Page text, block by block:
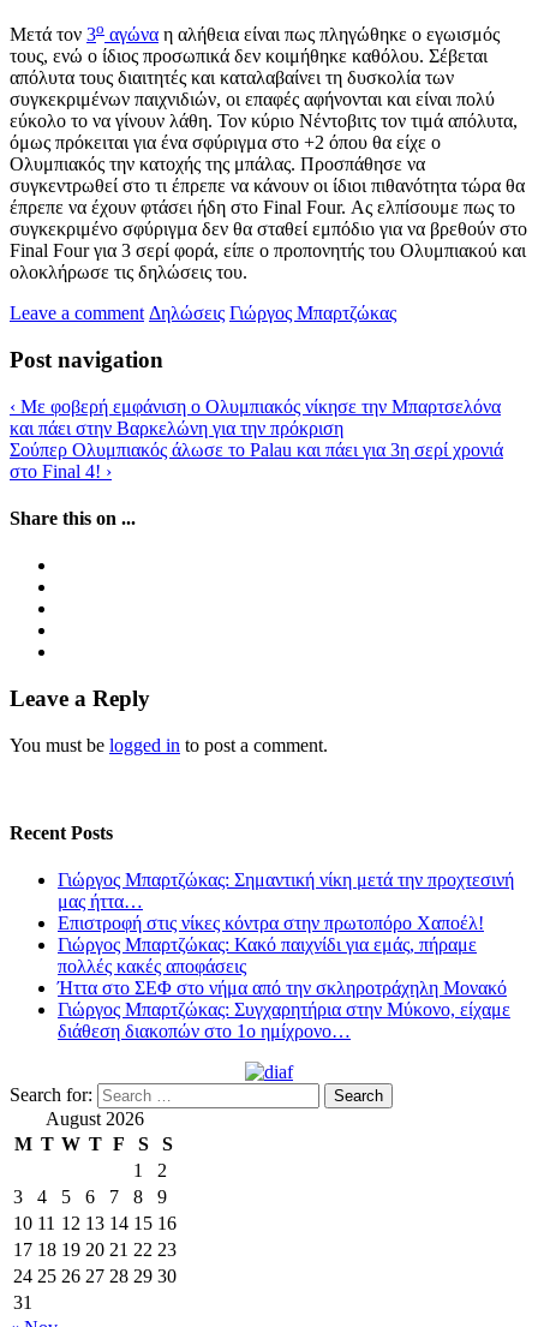
Μετά τον 3ο αγώνα η αλήθεια είναι πως πληγώθηκε ο εγωισμός
τους, ενώ ο ίδιος προσωπικά δεν κοιμήθηκε καθόλου. Σέβεται
απόλυτα τους διαιτητές και καταλαβαίνει τη δυσκολία των
συγκεκριμένων παιχνιδιών, οι επαφές αφήνονται και είναι πολύ
εύκολο το να γίνουν λάθη. Τον κύριο Νέντοβιτς τον τιμά απόλυτα,
όμως πρόκειται για ένα σφύριγμα στο +2 όπου θα είχε ο
Ολυμπιακός την κατοχής της μπάλας. Προσπάθησε να
συγκεντρωθεί στο τι έπρεπε να κάνουν οι ίδιοι πιθανότητα τώρα θα
έπρεπε να έχουν φτάσει ήδη στο Final Four. Ας ελπίσουμε πως το
συγκεκριμένο σφύριγμα δεν θα σταθεί εμπόδιο για να βρεθούν στο
Final Four για 3 σερί φορά, είπε ο προπονητής του Ολυμπιακού και
ολοκλήρωσε τις δηλώσεις του.
Leave a comment Δηλώσεις Γιώργος Μπαρτζώκας
Post navigation
‹ Με φοβερή εμφάνιση ο Ολυμπιακός νίκησε την Μπαρτσελόνα
και πάει στην Βαρκελώνη για την πρόκριση
Σούπερ Ολυμπιακός άλωσε το Palau και πάει για 3η σερί χρονιά
στο Final 4! ›
Share this on ...
Leave a Reply
You must be logged in to post a comment.
Recent Posts
Γιώργος Μπαρτζώκας: Σημαντική νίκη μετά την προχτεσινή
μας ήττα…
Επιστροφή στις νίκες κόντρα στην πρωτοπόρο Χαποέλ!
Γιώργος Μπαρτζώκας: Κακό παιχνίδι για εμάς, πήραμε
πολλές κακές αποφάσεις
Ήττα στο ΣΕΦ στο νήμα από την σκληροτράχηλη Μονακό
Γιώργος Μπαρτζώκας: Συγχαρητήρια στην Μύκονο, είχαμε
διάθεση διακοπών στο 1ο ημίχρονο…
Search for:
August 2026
M T W T F S
S
1
2
3
4 5 6 7 8
9
10 11 12 13 14 15 16
17 18 19 20 21 22 23
24 25 26 27 28 29 30
31